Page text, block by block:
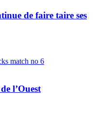
de faire taire ses
l’Ouest